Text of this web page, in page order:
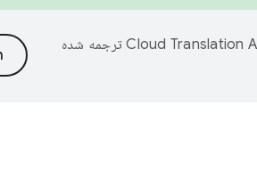
ترجمه شده